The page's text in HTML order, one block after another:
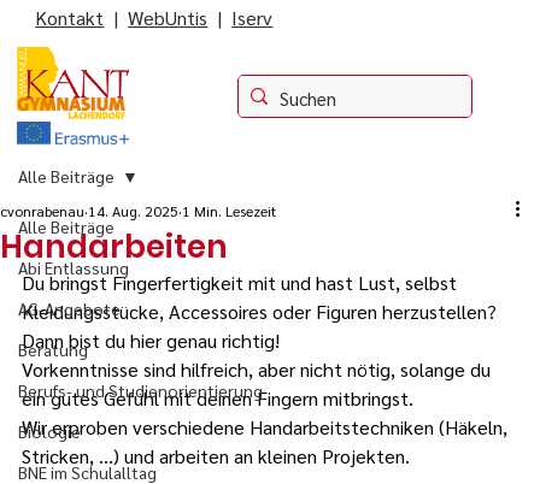
Kontakt |WebUntis | Iserv
Alle Beiträge
Abi Entlassung
AG-Angebote
Beratung
Berufs- und Studienorientierung
Biologie
BNE im Schulalltag
Alle Beiträge
Handarbeiten
cvonrabenau 14. Aug. 2025 1 Min. Lesezeit
Du bringst Fingerfertigkeit mit und hast Lust, selbst
Kleidungsstücke, Accessoires oder Figuren herzustellen?
Dann bist du hier genau richtig!
Vorkenntnisse sind hilfreich, aber nicht nötig, solange du
ein gutes Gefühl mit deinen Fingern mitbringst.
Wir erproben verschiedene Handarbeitstechniken (Häkeln,
Stricken, …) und arbeiten an kleinen Projekten.